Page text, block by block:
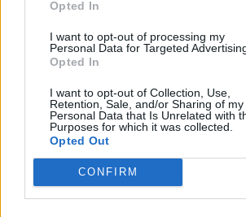
Opted In
I want to opt-out of processing my
Personal Data for Targeted
Opted In
I want to opt-out of Collection, Use,
Retention, Sale, and/or Sharing of my
Personal Data that Is Unrelated with
Purposes for which it was collected.
Opted Out
CONFIRM
Kriminalai
Keistas smurtinis
incidentas miesto centre:
sutramdytą agresyvų
mušeiką baro lankytojai
surišo elektros
Kraupi